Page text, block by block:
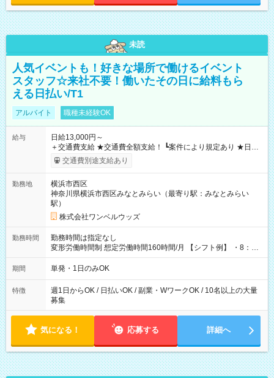
未読
人気イベントも！好きな場所で働けるイベント
スタッフ☆来社不要！働いたその日に給料もら
える日払い/T1
アルバイト 職種未経験OK
給与
日給13,000円～
＋交通費支給 ★交通費全額支給！ ┗案件により規定あり ★日払
いOK！（規定あり） ┗働いたその日に現金GET♪ お仕事後はコ
ンビニATMから 日払い分を引き落とせます！ 【試用期間】試
交通費別途支給あり
勤務地
横浜市西区
神奈川県横浜市西区みなとみらい（最寄り駅：みなとみらい
駅）
株式会社ワンベルウッズ
勤務時間
勤務時間は指定なし
変形労働時間制 想定労働時間160時間/月 【シフト例】 ・8：00
～21：00
期間 単発・1日のみOK
特徴
週1日からOK / 日払いOK / 副業・WワークOK / 10名以上の大量
募集
気になる！ 応募する 詳細へ